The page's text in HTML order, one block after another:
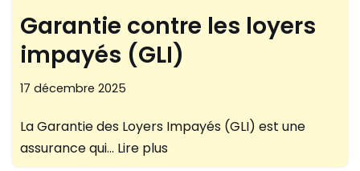
Garantie contre les loyers
impayés (GLI)
17 décembre 2025
La Garantie des Loyers Impayés (GLI) est une
assurance qui… Lire plus